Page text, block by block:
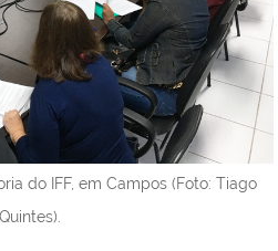
do IFF, em Campos (Foto: Tiago
Quintes).